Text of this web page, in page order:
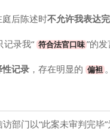
庭后陈述时不允许我表达
记录我“ 符合法官口味 ”的
性记录 ，存在明显的 偏袒 。
门以“此案未审判完毕